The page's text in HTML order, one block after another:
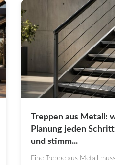
Treppen aus Metall:
Planung jeden
und stimm...
Eine Treppe aus Metall